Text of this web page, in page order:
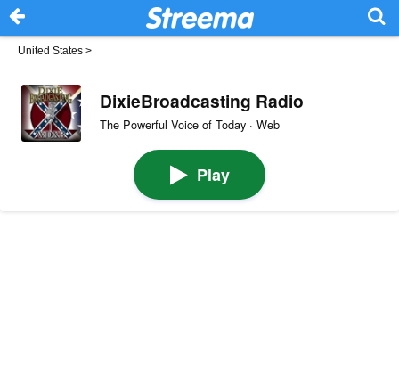
United States >
DixieBroadcasting Radio
The Powerful Voice of Today · Web
Play